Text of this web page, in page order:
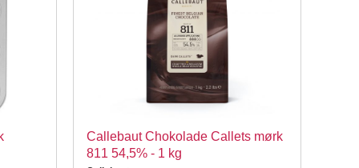
Callebaut Chokolade Callets mørk
811 54,5% - 1 kg